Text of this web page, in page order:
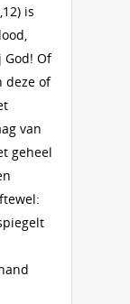
is
Of
deze of
van
geheel